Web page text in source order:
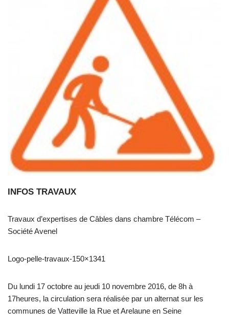
INFOS TRAVAUX
Travaux d’expertises de Câbles dans chambre Télécom –
Société Avenel
Logo-pelle-travaux-150×1341
Du lundi 17 octobre au jeudi 10 novembre 2016, de 8h à
17heures, la circulation sera réalisée par un alternat sur les
communes de Vatteville la Rue et Arelaune en Seine